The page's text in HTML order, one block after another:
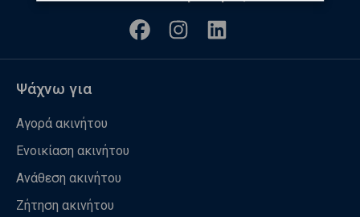
Ψάχνω για
Αγορά ακινήτου
Ενοικίαση ακινήτου
Ανάθεση ακινήτου
Ζήτηση ακινήτου